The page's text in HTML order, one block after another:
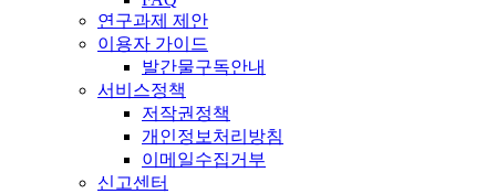
연구과제 제안
이용자 가이드
발간물구독안내
서비스정책
저작권정책
개인정보처리방침
이메일수집거부
신고센터